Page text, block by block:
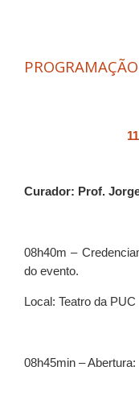
PROGRAMAÇÃO
Curador: Prof.
08h40m –
do evento.
Local: Teatro da
08h45min – Abertura: